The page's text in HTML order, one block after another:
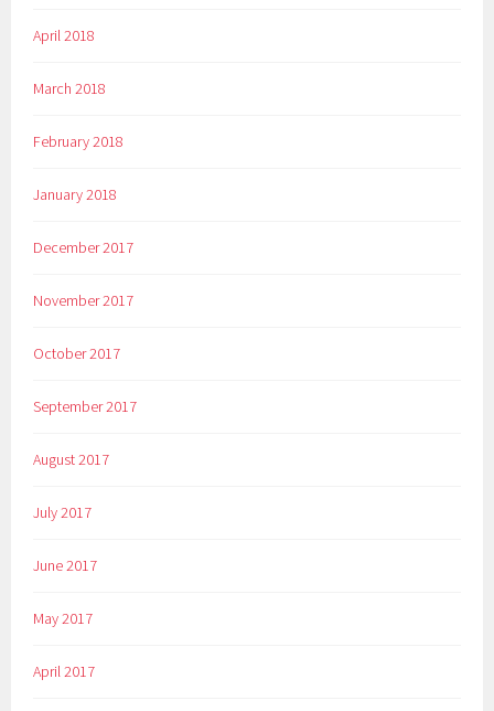
April 2018
March 2018
February 2018
January 2018
December 2017
November 2017
October 2017
September 2017
August 2017
July 2017
June 2017
May 2017
April 2017